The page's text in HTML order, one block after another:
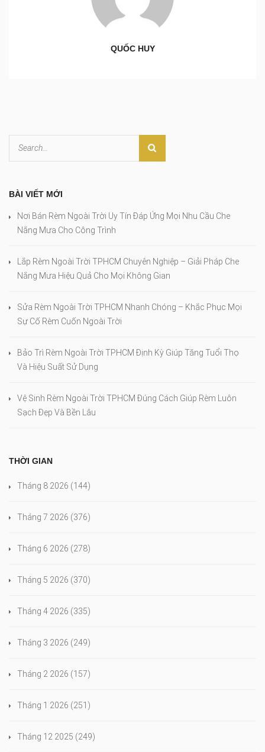
QUỐC HUY
BÀI VIẾT MỚI
Nơi Bán Rèm Ngoài Trời Uy Tín Đáp Ứng Mọi Nhu Cầu Che
Nắng Mưa Cho Công Trình
Lắp Rèm Ngoài Trời TPHCM Chuyên Nghiệp – Giải Pháp Che
Nắng Mưa Hiệu Quả Cho Mọi Không Gian
Sửa Rèm Ngoài Trời TPHCM Nhanh Chóng – Khắc Phục Mọi
Sự Cố Rèm Cuốn Ngoài Trời
Bảo Trì Rèm Ngoài Trời TPHCM Định Kỳ Giúp Tăng Tuổi Thọ
Và Hiệu Suất Sử Dụng
Vệ Sinh Rèm Ngoài Trời TPHCM Đúng Cách Giúp Rèm Luôn
Sạch Đẹp Và Bền Lâu
THỜI GIAN
Tháng 8 2026 (144)
Tháng 7 2026 (376)
Tháng 6 2026 (278)
Tháng 5 2026 (370)
Tháng 4 2026 (335)
Tháng 3 2026 (249)
Tháng 2 2026 (157)
Tháng 1 2026 (251)
Tháng 12 2025 (249)